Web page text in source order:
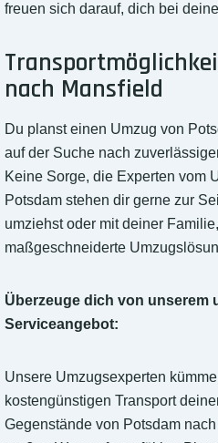
freuen sich darauf, dich bei
nach Mansfield
Du planst einen Umzug von
auf der Suche nach
Keine Sorge, die Experten vom
Potsdam stehen dir gerne zur
umziehst oder mit deiner
maßgeschneiderte
Überzeuge dich von unserem
Serviceangebot:
Unsere Umzugsexperten
kostengünstigen Transport
Gegenstände von Potsdam